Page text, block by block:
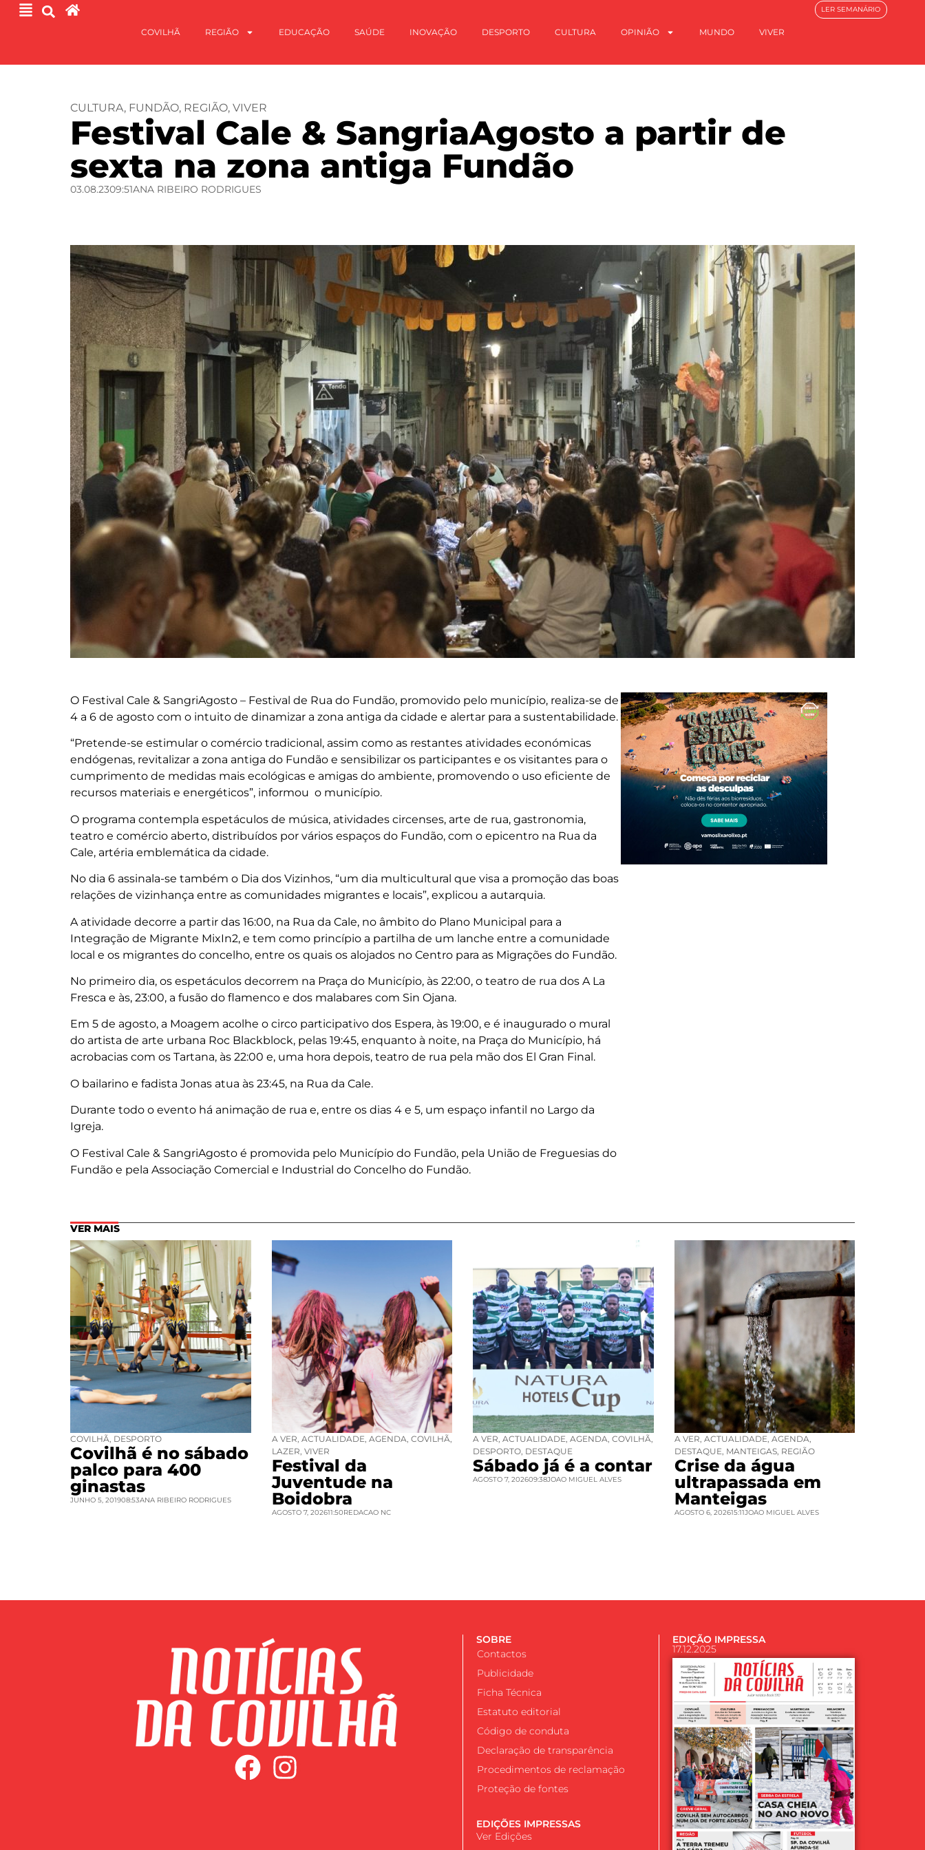
COVILHÃ REGIÃO EDUCAÇÃO SAÚDE INOVAÇÃO DESPORTO CULTURA OPINIÃO MUNDO VIVER
LER SEMANÁRIO
CULTURA, FUNDÃO, REGIÃO, VIVER
Festival Cale & SangriaAgosto a partir de
sexta na zona antiga Fundão
03.08.2309:51ANA RIBEIRO RODRIGUES
O Festival Cale & SangriAgosto – Festival de Rua do Fundão, promovido pelo município, realiza-se de
4 a 6 de agosto com o intuito de dinamizar a zona antiga da cidade e alertar para a sustentabilidade.
“Pretende-se estimular o comércio tradicional, assim como as restantes atividades económicas
endógenas, revitalizar a zona antiga do Fundão e sensibilizar os participantes e os visitantes para o
cumprimento de medidas mais ecológicas e amigas do ambiente, promovendo o uso eficiente de
recursos materiais e energéticos”, informou o município.
O programa contempla espetáculos de música, atividades circenses, arte de rua, gastronomia,
teatro e comércio aberto, distribuídos por vários espaços do Fundão, com o epicentro na Rua da
Cale, artéria emblemática da cidade.
No dia 6 assinala-se também o Dia dos Vizinhos, “um dia multicultural que visa a promoção das boas
relações de vizinhança entre as comunidades migrantes e locais”, explicou a autarquia.
A atividade decorre a partir das 16:00, na Rua da Cale, no âmbito do Plano Municipal para a
Integração de Migrante MixIn2, e tem como princípio a partilha de um lanche entre a comunidade
local e os migrantes do concelho, entre os quais os alojados no Centro para as Migrações do Fundão.
No primeiro dia, os espetáculos decorrem na Praça do Município, às 22:00, o teatro de rua dos A La
Fresca e às, 23:00, a fusão do flamenco e dos malabares com Sin Ojana.
Em 5 de agosto, a Moagem acolhe o circo participativo dos Espera, às 19:00, e é inaugurado o mural
do artista de arte urbana Roc Blackblock, pelas 19:45, enquanto à noite, na Praça do Município, há
acrobacias com os Tartana, às 22:00 e, uma hora depois, teatro de rua pela mão dos El Gran Final.
O bailarino e fadista Jonas atua às 23:45, na Rua da Cale.
Durante todo o evento há animação de rua e, entre os dias 4 e 5, um espaço infantil no Largo da
Igreja.
O Festival Cale & SangriAgosto é promovida pelo Município do Fundão, pela União de Freguesias do
Fundão e pela Associação Comercial e Industrial do Concelho do Fundão.
VER MAIS
COVILHÃ DESPORTO
Covilhã é no sábado
palco para 400
ginastas
JUNHO 5, 201908:53ANA RIBEIRO RODRIGUES
A VER ACTUALIDADE AGENDA COVILHÃ
LAZER VIVER
Festival da
Juventude na
Boidobra
AGOSTO 7, 202611:50REDACAO NC
A VER ACTUALIDADE AGENDA COVILHÃ
DESPORTO DESTAQUE
Sábado já é a contar
AGOSTO 7, 202609:38JOAO MIGUEL ALVES
A VER ACTUALIDADE AGENDA
DESTAQUE MANTEIGAS, REGIÃO
Crise da água
ultrapassada em
Manteigas
AGOSTO 6, 202615:11JOAO MIGUEL ALVES
SOBRE
Contactos
Publicidade
Ficha Técnica
Estatuto editorial
Código de conduta
Declaração de transparência
Procedimentos de reclamação
Proteção de fontes
EDIÇÕES IMPRESSAS
Ver Edições
EDIÇÃO IMPRESSA
17.12.2025